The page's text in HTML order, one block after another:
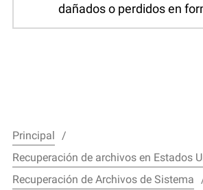
dañados o perdidos en
Principal
Recuperación de archivos en Estados
Recuperación de Archivos de Sistema